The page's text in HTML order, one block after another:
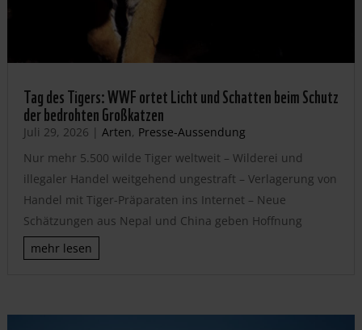
Tag des Tigers: WWF ortet Licht und Schatten beim Schutz
der bedrohten Großkatzen
Juli 29, 2026 | Arten, Presse-Aussendung
Nur mehr 5.500 wilde Tiger weltweit – Wilderei und
illegaler Handel weitgehend ungestraft – Verlagerung von
Handel mit Tiger-Präparaten ins Internet – Neue
Schätzungen aus Nepal und China geben Hoffnung
mehr lesen